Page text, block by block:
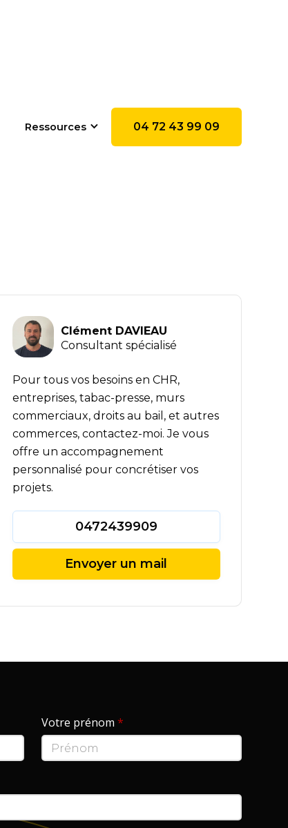
Ressources 04 72 43 99 09
Clément DAVIEAU
Consultant spécialisé
Pour tous vos besoins en CHR,
entreprises, tabac-presse, murs
commerciaux, droits au bail, et autres
commerces, contactez-moi. Je vous
offre un accompagnement
personnalisé pour concrétiser vos
projets.
0472439909
Envoyer un mail
Votre prénom *